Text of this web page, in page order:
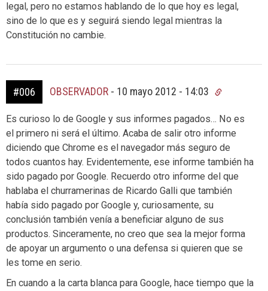
legal, pero no estamos hablando de lo que hoy es legal,
sino de lo que es y seguirá siendo legal mientras la
Constitución no cambie.
#006 OBSERVADOR - 10 mayo 2012 - 14:03
Es curioso lo de Google y sus informes pagados… No es
el primero ni será el último. Acaba de salir otro informe
diciendo que Chrome es el navegador más seguro de
todos cuantos hay. Evidentemente, ese informe también ha
sido pagado por Google. Recuerdo otro informe del que
hablaba el churramerinas de Ricardo Galli que también
había sido pagado por Google y, curiosamente, su
conclusión también venía a beneficiar alguno de sus
productos. Sinceramente, no creo que sea la mejor forma
de apoyar un argumento o una defensa si quieren que se
les tome en serio.
En cuando a la carta blanca para Google, hace tiempo que la